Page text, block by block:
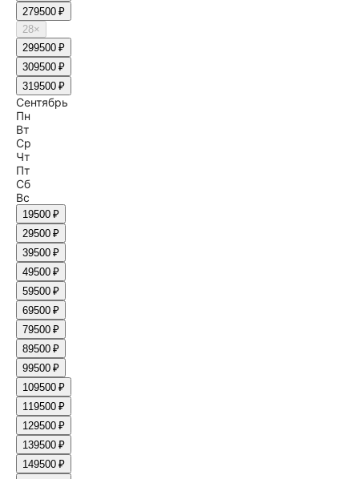
279500 ₽
28×
299500 ₽
309500 ₽
319500 ₽
Сентябрь
Пн
Вт
Ср
Чт
Пт
Сб
Вс
19500 ₽
29500 ₽
39500 ₽
49500 ₽
59500 ₽
69500 ₽
79500 ₽
89500 ₽
99500 ₽
109500 ₽
119500 ₽
129500 ₽
139500 ₽
149500 ₽